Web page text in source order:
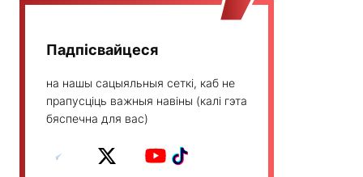
Падпісвайцеся
на нашы сацыяльныя сеткі, каб не
прапусціць важныя навіны (калі гэта
бяспечна для вас)